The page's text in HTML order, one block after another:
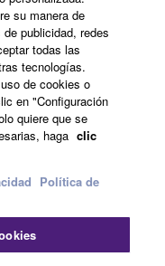
su manera de
publicidad, redes
todas las
tecnologías.
de cookies o
en "Configuración
quiere que se
haga clic
Política de